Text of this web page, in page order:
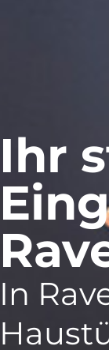
Ihr
In